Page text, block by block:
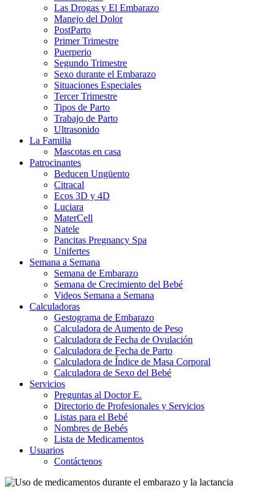
Las Drogas y El Embarazo
Manejo del Dolor
PostParto
Primer Trimestre
Puerperio
Segundo Trimestre
Sexo durante el Embarazo
Situaciones Especiales
Tercer Trimestre
Tipos de Parto
Trabajo de Parto
Ultrasonido
La Familia
Mascotas en casa
Patrocinantes
Beducen Ungüento
Citracal
Ecos 3D y 4D
Luciara
MaterCell
Natele
Pancitas Pregnancy Spa
Unifertes
Semana a Semana
Semana de Embarazo
Semana de Crecimiento del Bebé
Videos Semana a Semana
Calculadoras
Gestograma de Embarazo
Calculadora de Aumento de Peso
Calculadora de Fecha de Ovulación
Calculadora de Fecha de Parto
Calculadora de Índice de Masa Corporal
Calculadora de Sexo del Bebé
Servicios
Preguntas al Doctor E.
Directorio de Profesionales y Servicios
Listas para el Bebé
Nombres de Bebés
Lista de Medicamentos
Usuarios
Contáctenos